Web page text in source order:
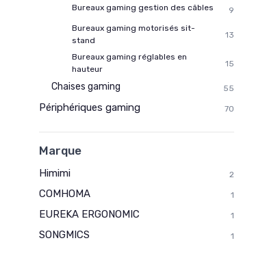
Bureaux gaming gestion des câbles
9
Bureaux gaming motorisés sit-
stand
13
Bureaux gaming réglables en
hauteur
15
Chaises gaming 55
Périphériques gaming 70
Marque
Himimi 2
COMHOMA 1
EUREKA ERGONOMIC 1
SONGMICS 1